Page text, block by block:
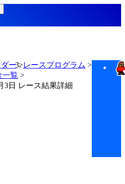
ー
レースプログラム
一覧
3日 レース結果詳細